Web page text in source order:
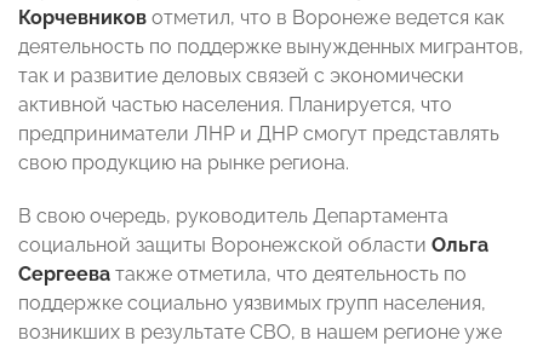
Корчевников отметил, что в Воронеже ведется как
деятельность по поддержке вынужденных мигрантов,
так и развитие деловых связей с экономически
активной частью населения. Планируется, что
предприниматели ЛНР и ДНР смогут представлять
свою продукцию на рынке региона.
В свою очередь, руководитель Департамента
социальной защиты Воронежской области Ольга
Сергеева также отметила, что деятельность по
поддержке социально уязвимых групп населения,
возникших в результате СВО, в нашем регионе уже